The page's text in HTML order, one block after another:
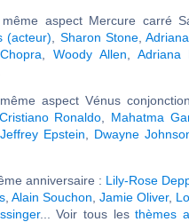
aspect Mercure carré
(acteur) Sharon Stone,
,Woody Allen Adriana
aspect Vénus
Cristiano Ronaldo Mahatma
Jeffrey Epstein Dwayne
anniversaire : Lily-Rose
Alain Souchon Jamie Oliver,
... Voir tous lesthèmes